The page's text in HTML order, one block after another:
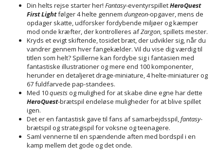
Din helts rejse starter her! Fantasy-eventyrspilletHeroQuest
First Lightfølger 4 helte gennem dungeon-opgaver, mens de
opdager skatte, udforsker fordybende miljøer og kæmper
mod onde kræfter, der kontrolleres afZargon, spillets mester.
Kryds et evigt skiftende, tosidet bræt, der udvikler sig, når du
vandrer gennem hver fangekælder. Vil du vise dig værdig til
titlen som helt? Spillerne kan fordybe sig i fantasien med
fantastiske illustrationer og mere end 100 komponenter,
herunder en detaljeret drage-miniature, 4 helte-miniaturer og
67 fuldfarvede pap-standees.
Med 10questsog mulighed for at skabe dine egne har dette
HeroQuest-brætspil endeløse muligheder for at blive spillet
igen.
Det er en fantastisk gave til fans af samarbejdsspil,fantasy-
brætspil og strategispil for voksne og teenagere.
Saml vennerne til en spændende aften med bordspil i en
kamp mellem det gode og det onde.